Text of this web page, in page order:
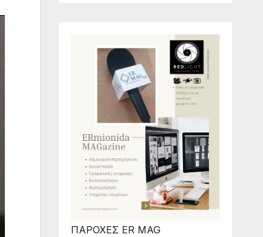
ΠΑΡΟΧΕΣ ER MAG